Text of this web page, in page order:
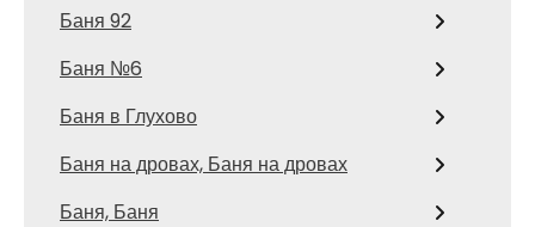
Баня 92
Баня №6
Баня в Глухово
Баня на дровах, Баня на дровах
Баня, Баня